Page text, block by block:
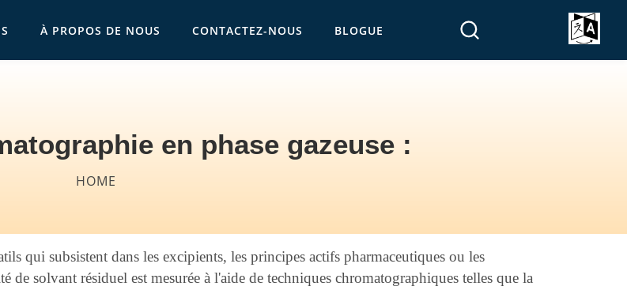
À PROPOS DE NOUS CONTACTEZ-NOUS BLOGUE
en phase gazeuse :
HOME
qui subsistent dans les excipients, les principes actifs pharmaceutiques ou les
solvant résiduel est mesurée à l'aide de techniques chromatographiques telles que la